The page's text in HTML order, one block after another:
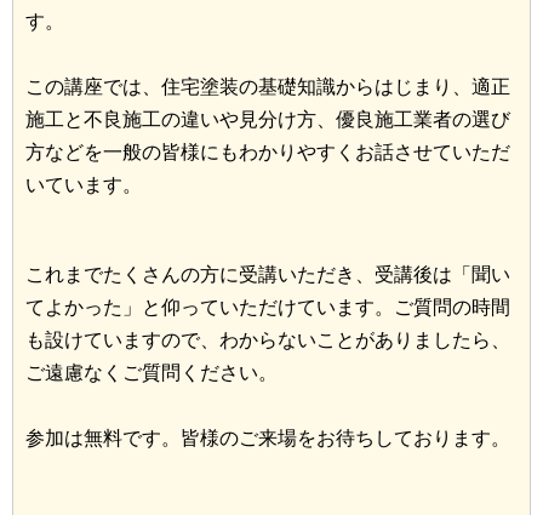
す。
この講座では、住宅塗装の基礎知識からはじまり、適正
施工と不良施工の違いや見分け方、優良施工業者の選び
方などを一般の皆様にもわかりやすくお話させていただ
いています。
これまでたくさんの方に受講いただき、受講後は「聞い
てよかった」と仰っていただけています。ご質問の時間
も設けていますので、わからないことがありましたら、
ご遠慮なくご質問ください。
参加は無料です。皆様のご来場をお待ちしております。